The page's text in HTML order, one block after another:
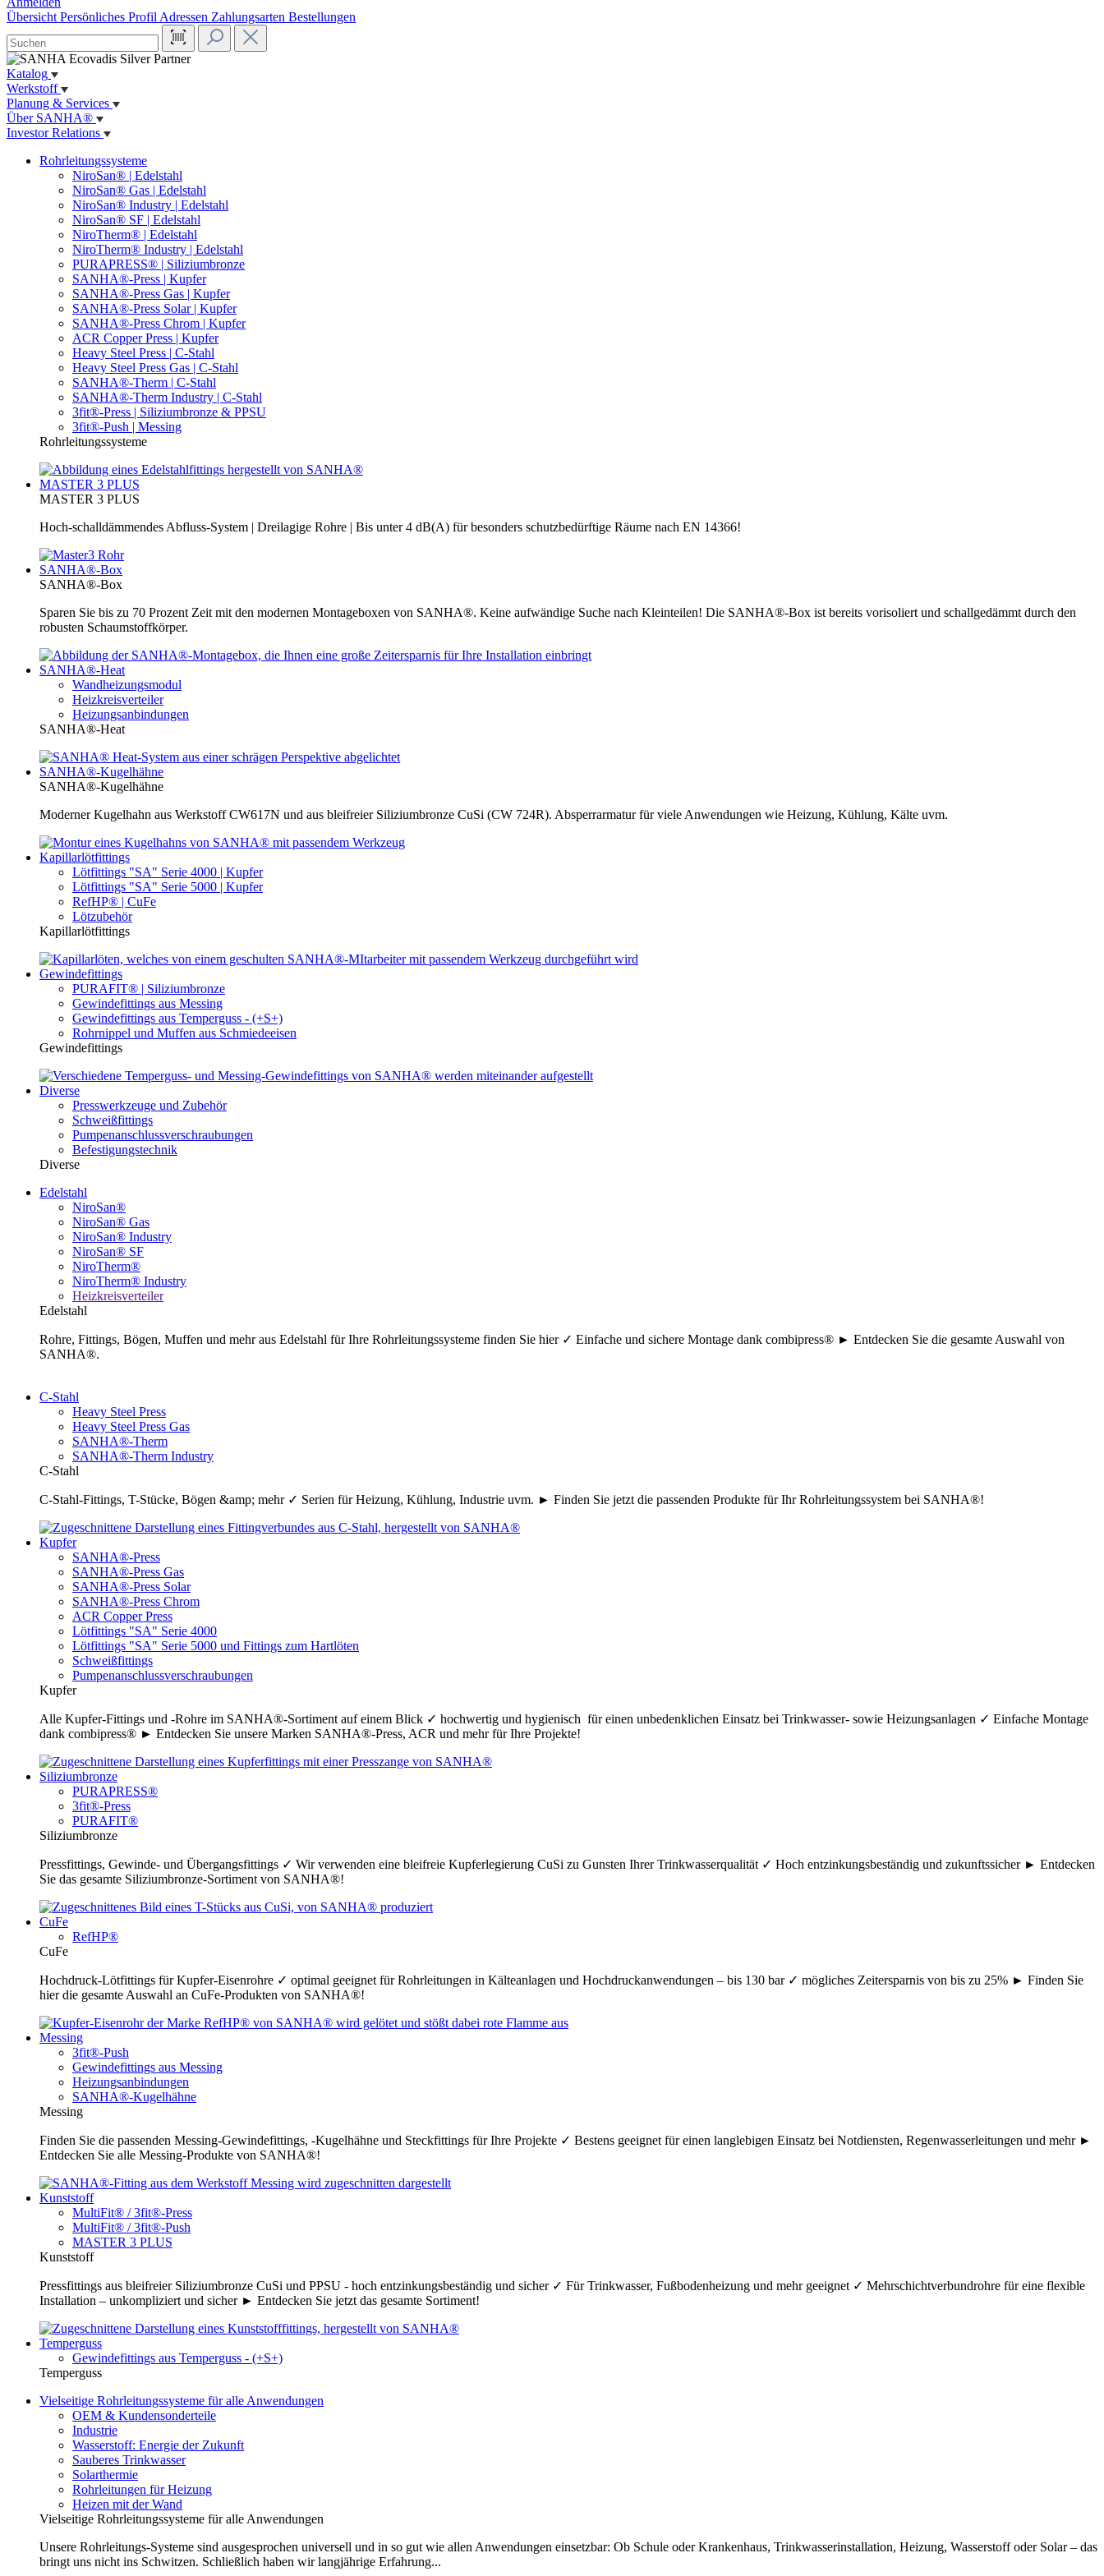
Übersicht Persönliches Profil Adressen Zahlungsarten Bestellungen
Katalog
Werkstoff
Planung & Services
Über SANHA®
Investor Relations
Rohrleitungssysteme
NiroSan® | Edelstahl
NiroSan® Gas | Edelstahl
NiroSan® Industry | Edelstahl
NiroSan® SF | Edelstahl
NiroTherm® | Edelstahl
NiroTherm® Industry | Edelstahl
PURAPRESS® | Siliziumbronze
SANHA®-Press | Kupfer
SANHA®-Press Gas | Kupfer
SANHA®-Press Solar | Kupfer
SANHA®-Press Chrom | Kupfer
ACR Copper Press | Kupfer
Heavy Steel Press | C-Stahl
Heavy Steel Press Gas | C-Stahl
SANHA®-Therm | C-Stahl
SANHA®-Therm Industry | C-Stahl
3fit®-Press | Siliziumbronze & PPSU
3fit®-Push | Messing
Rohrleitungssysteme
MASTER 3 PLUS
MASTER 3 PLUS
Hoch-schalldämmendes Abfluss-System | Dreilagige Rohre | Bis unter 4 dB(A) für besonders schutzbedürftige Räume nach EN 14366!
SANHA®-Box
SANHA®-Box
Sparen Sie bis zu 70 Prozent Zeit mit den modernen Montageboxen von SANHA®. Keine aufwändige Suche nach Kleinteilen! Die SANHA®-Box ist bereits vorisoliert und schallgedämmt durch den
robusten Schaumstoffkörper.
SANHA®-Heat
Wandheizungsmodul
Heizkreisverteiler
Heizungsanbindungen
SANHA®-Heat
SANHA®-Kugelhähne
SANHA®-Kugelhähne
Moderner Kugelhahn aus Werkstoff CW617N und aus bleifreier Siliziumbronze CuSi (CW 724R). Absperrarmatur für viele Anwendungen wie Heizung, Kühlung, Kälte uvm.
Kapillarlötfittings
Lötfittings "SA" Serie 4000 | Kupfer
Lötfittings "SA" Serie 5000 | Kupfer
RefHP® | CuFe
Lötzubehör
Kapillarlötfittings
Gewindefittings
PURAFIT® | Siliziumbronze
Gewindefittings aus Messing
Gewindefittings aus Temperguss - (+S+)
Rohrnippel und Muffen aus Schmiedeeisen
Gewindefittings
Diverse
Presswerkzeuge und Zubehör
Schweißfittings
Pumpenanschlussverschraubungen
Befestigungstechnik
Diverse
Edelstahl
NiroSan®
NiroSan® Gas
NiroSan® Industry
NiroSan® SF
NiroTherm®
NiroTherm® Industry
Heizkreisverteiler
Edelstahl
Rohre, Fittings, Bögen, Muffen und mehr aus Edelstahl für Ihre Rohrleitungssysteme finden Sie hier ✓ Einfache und sichere Montage dank combipress® ► Entdecken Sie die gesamte Auswahl von
SANHA®.
C-Stahl
Heavy Steel Press
Heavy Steel Press Gas
SANHA®-Therm
SANHA®-Therm Industry
C-Stahl
C-Stahl-Fittings, T-Stücke, Bögen &amp; mehr ✓ Serien für Heizung, Kühlung, Industrie uvm. ► Finden Sie jetzt die passenden Produkte für Ihr Rohrleitungssystem bei SANHA®!
Kupfer
SANHA®-Press
SANHA®-Press Gas
SANHA®-Press Solar
SANHA®-Press Chrom
ACR Copper Press
Lötfittings "SA" Serie 4000
Lötfittings "SA" Serie 5000 und Fittings zum Hartlöten
Schweißfittings
Pumpenanschlussverschraubungen
Kupfer
Alle Kupfer-Fittings und -Rohre im SANHA®-Sortiment auf einem Blick ✓ hochwertig und hygienisch für einen unbedenklichen Einsatz bei Trinkwasser- sowie Heizungsanlagen ✓ Einfache Montage
dank combipress® ► Entdecken Sie unsere Marken SANHA®-Press, ACR und mehr für Ihre Projekte!
Siliziumbronze
PURAPRESS®
3fit®-Press
PURAFIT®
Siliziumbronze
Pressfittings, Gewinde- und Übergangsfittings ✓ Wir verwenden eine bleifreie Kupferlegierung CuSi zu Gunsten Ihrer Trinkwasserqualität ✓ Hoch entzinkungsbeständig und zukunftssicher ► Entdecken
Sie das gesamte Siliziumbronze-Sortiment von SANHA®!
CuFe
RefHP®
CuFe
Hochdruck-Lötfittings für Kupfer-Eisenrohre ✓ optimal geeignet für Rohrleitungen in Kälteanlagen und Hochdruckanwendungen – bis 130 bar ✓ mögliches Zeitersparnis von bis zu 25% ► Finden Sie
hier die gesamte Auswahl an CuFe-Produkten von SANHA®!
Messing
3fit®-Push
Gewindefittings aus Messing
Heizungsanbindungen
SANHA®-Kugelhähne
Messing
Finden Sie die passenden Messing-Gewindefittings, -Kugelhähne und Steckfittings für Ihre Projekte ✓ Bestens geeignet für einen langlebigen Einsatz bei Notdiensten, Regenwasserleitungen und mehr ►
Entdecken Sie alle Messing-Produkte von SANHA®!
Kunststoff
MultiFit® / 3fit®-Press
MultiFit® / 3fit®-Push
MASTER 3 PLUS
Kunststoff
Pressfittings aus bleifreier Siliziumbronze CuSi und PPSU - hoch entzinkungsbeständig und sicher ✓ Für Trinkwasser, Fußbodenheizung und mehr geeignet ✓ Mehrschichtverbundrohre für eine flexible
Installation – unkompliziert und sicher ► Entdecken Sie jetzt das gesamte Sortiment!
Temperguss
Gewindefittings aus Temperguss - (+S+)
Temperguss
Vielseitige Rohrleitungssysteme für alle Anwendungen
OEM & Kundensonderteile
Industrie
Wasserstoff: Energie der Zukunft
Sauberes Trinkwasser
Solarthermie
Rohrleitungen für Heizung
Heizen mit der Wand
Vielseitige Rohrleitungssysteme für alle Anwendungen
Unsere Rohrleitungs-Systeme sind ausgesprochen universell und in so gut wie allen Anwendungen einsetzbar: Ob Schule oder Krankenhaus, Trinkwasserinstallation, Heizung, Wasserstoff oder Solar – das
bringt uns nicht ins Schwitzen. Schließlich haben wir langjährige Erfahrung...